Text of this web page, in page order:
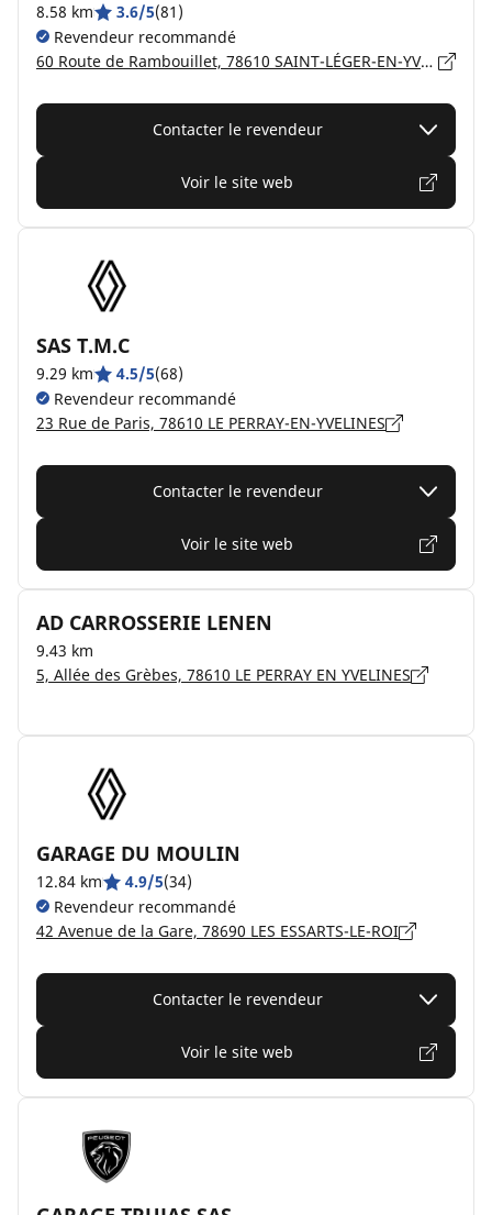
8.58 km 3.6/5(81)
Revendeur recommandé
60 Route de Rambouillet, 78610 SAINT-LÉGER-EN-YVELINES
Contacter le revendeur
Voir le site web
SAS T.M.C
9.29 km 4.5/5(68)
Revendeur recommandé
23 Rue de Paris, 78610 LE PERRAY-EN-YVELINES
Contacter le revendeur
Voir le site web
AD CARROSSERIE LENEN
9.43 km
5, Allée des Grèbes, 78610 LE PERRAY EN YVELINES
GARAGE DU MOULIN
12.84 km 4.9/5(34)
Revendeur recommandé
42 Avenue de la Gare, 78690 LES ESSARTS-LE-ROI
Contacter le revendeur
Voir le site web